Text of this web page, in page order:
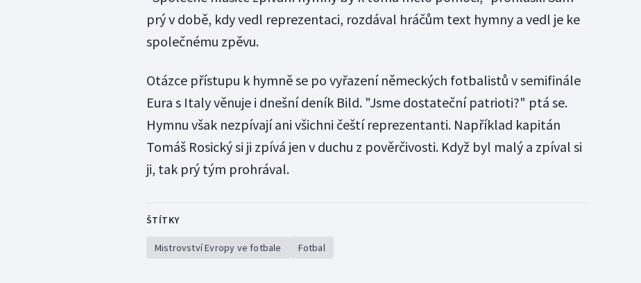
prý v době, kdy vedl reprezentaci, rozdával hráčům text hymny a vedl je ke
společnému zpěvu.
Otázce přístupu k hymně se po vyřazení německých fotbalistů v semifinále
Eura s Italy věnuje i dnešní deník Bild. "Jsme dostateční patrioti?" ptá se.
Hymnu však nezpívají ani všichni čeští reprezentanti. Například kapitán
Tomáš Rosický si ji zpívá jen v duchu z pověrčivosti. Když byl malý a zpíval si
ji, tak prý tým prohrával.
ŠTÍTKY
Mistrovství Evropy ve fotbale Fotbal